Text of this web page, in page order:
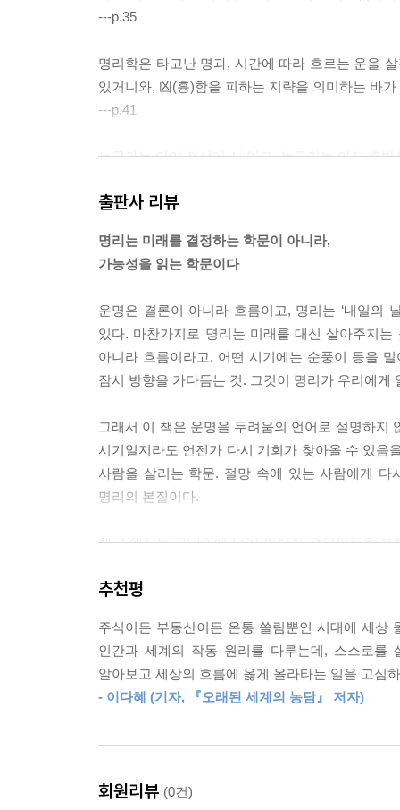
---p.35
명리학은 타고난 명과, 시간에 따라 흐르는 운을
있거니와, 凶(흉)함을 피하는 지략을 의미하는 바가
---p.41
누군가는 이미 정상에 서 있고, 누군가는 아직 출
니다. 그러나 그것만으로는 설명되지 않는 무언
을 전하는 학문이라는 의미입니다. (53-54쪽)
는 학문이기도 합니다. 운은 고정된 결론이 아니
사람의 사주를 살펴보면, 그 사람의 됨됨이와 성
의 적성을 찾지 못해 방황하는 사람들에게 명리학
사례마다 정도의 차이는 있겠지만, 문창귀인을 지
를 둔 부모라면, 먼저 아이가 타고난 재능을 살펴
이나 해라”라는 말은 이제 시대착오적인 발상입
명리가 알려주는 것은 결과가 아니라 흐름이었습
어떤 시기에는 바람이 등을 밀어주고,
어떤 시기에는 바람이 정면에서 불어옵니다.
순풍이 불 때는 멀리 갈 수 있고,
역풍이 불 때는 잠시 노를 거두고 방향을 가다듬어
출판사 리뷰
명리는 미래를 결정하는 학문이 아니라,
가능성을 읽는 학문이다
운명은 결론이 아니라 흐름이고, 명리는 ‘내일의
있다. 마찬가지로 명리는 미래를 대신 살아주지
아니라 흐름이라고. 어떤 시기에는 순풍이 등을
잠시 방향을 가다듬는 것. 그것이 명리가 우리에게
그래서 이 책은 운명을 두려움의 언어로 설명하지
시기일지라도 언젠가 다시 기회가 찾아올 수 있음
사람을 살리는 학문. 절망 속에 있는 사람에게
명리의 본질이다.
책 속에서는 국내외에 널리 알려진 유명인들을
확인할 수 있으니, 자신의 사주를 두고 설명을 함
명리는 다가올 위험을 조금 덜 아프게 지나가도
당신의 겨울은,
어쩌면 봄을 준비하는 시간일지 모른다
사람은 하늘을 원망하지 않고, 자신을 아는 사람
추천평
주식이든 부동산이든 온통 쏠림뿐인 시대에 세상
인간과 세계의 작동 원리를 다루는데, 스스로
알아보고 세상의 흐름에 옳게 올라타는 일을 고심
- 이다혜 (기자, 『오래된 세계의 농담』 저자)
회원리뷰 (0건)